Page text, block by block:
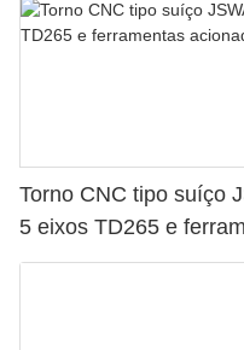
Torno CNC tipo suíço
5 eixos TD265 e